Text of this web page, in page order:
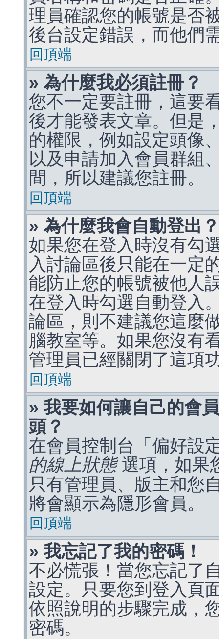
理員確認您的帳號是否
後台設定錯誤，而他們
回頂端
» 為什麼我必須註冊？
您不一定要註冊，這要
後才能發表文章。但是
的權限，例如設定頭像
以及申請加入會員群組
間，所以建議您註冊。
回頂端
» 為什麼我會自動登出？
如果您在登入時沒有勾
入討論區後只能在一定
能防止您的帳號被他人
在登入時勾選自動登入
論區，則不建議您這麼
腦教室等。如果您沒有
管理員已經關閉了這項
回頂端
» 我要如何讓自己的會
頭？
在會員控制台「偏好設
的線上狀態選項，如果
只有管理員、版主和您
將會顯示為隱形會員。
回頂端
» 我忘記了我的密碼！
不必慌張！當您忘記了
設定。只要您到登入頁
依照說明的步驟完成，
密碼。